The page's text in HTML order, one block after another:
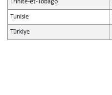
Trinité-et-Tobago
Tunisie
Türkiye